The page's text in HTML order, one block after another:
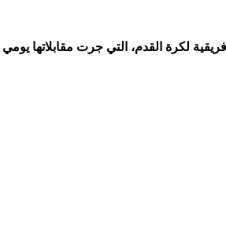
لكرة القدم، التي جرت مقابلاتها يومي